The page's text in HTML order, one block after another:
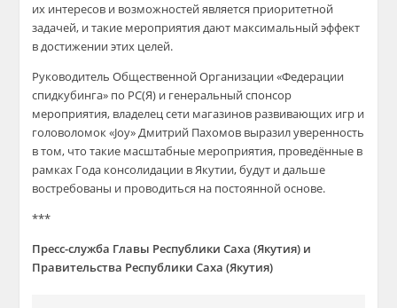
их интересов и возможностей является приоритетной
задачей, и такие мероприятия дают максимальный эффект
в достижении этих целей.
Руководитель Общественной Организации «Федерации
спидкубинга» по РС(Я) и генеральный спонсор
мероприятия, владелец сети магазинов развивающих игр и
головоломок «Joy» Дмитрий Пахомов выразил уверенность
в том, что такие масштабные мероприятия, проведённые в
рамках Года консолидации в Якутии, будут и дальше
востребованы и проводиться на постоянной основе.
***
Пресс-служба Главы Республики Саха (Якутия) и
Правительства Республики Саха (Якутия)